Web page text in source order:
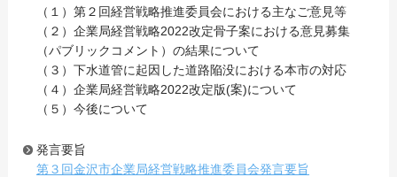
（１）第２回経営戦略推進委員会における主なご意見等
（２）企業局経営戦略2022改定骨子案における意見募集
（パブリックコメント）の結果について
（３）下水道管に起因した道路陥没における本市の対応
（４）企業局経営戦略2022改定版(案)について
（５）今後について
発言要旨
第３回金沢市企業局経営戦略推進委員会発言要旨